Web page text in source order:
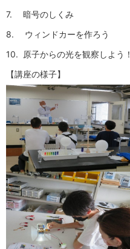
7. 暗号のしくみ
8. ウィンドカーを作ろう
10. 原子からの光を観察しよう！
【講座の様子】